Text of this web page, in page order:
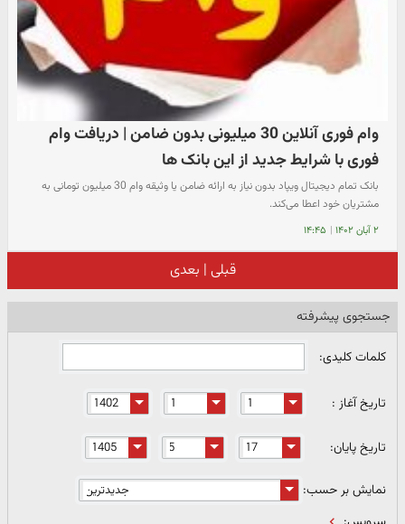
وام فوری آنلاین 30 میلیونی بدون ضامن | دریافت وام
فوری با شرایط جدید از این بانک ها
بانک تمام دیجیتال ویپاد بدون نیاز به ارائه ضامن یا وثیقه وام 30 میلیون تومانی به
مشتریان خود اعطا می‌کند.
۲ آبان ۱۴۰۲ | ۱۴:۴۵
قبلی | بعدی
جستجوی پیشرفته
کلمات کلیدی:
تاریخ آغاز :
تاریخ پایان:
نمایش بر حسب: